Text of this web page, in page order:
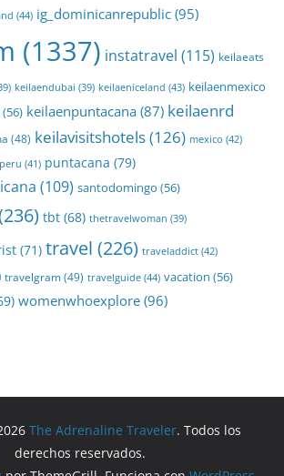
(44) ig_dominicanrepublic (95)
(1337) instatravel (115) keilaeats
keilaendubai (39) keilaeniceland (43) keilaenmexico
(56) keilaenpuntacana (87) keilaenrd
(48) keilavisitshotels(126) mexico (42)
peru (41) puntacana (79)
(109) santodomingo (56)
tbt (68) thetravelwoman (39)
(71) travel (226) traveladdict (42)
travelgram(49) travelguide (44) vacation (56)
womenwhoexplore(96)
The Adrenaline Traveler. Todos los
derechos reservados.